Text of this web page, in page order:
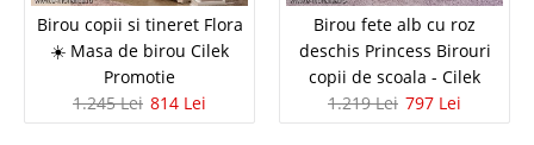
In Stoc
Vezi Detalii
Adauga la Favorite
Birou copii si tineret Flora
☀️ Masa de birou Cilek
Promotie
1.245 Lei 814 Lei
Birou fete alb cu roz
deschis Princess Birouri
copii de scoala - Cilek
1.219 Lei 797 Lei